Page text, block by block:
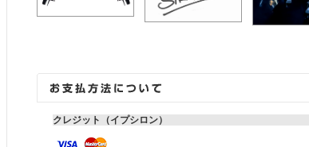
クレジット（イプシロン）